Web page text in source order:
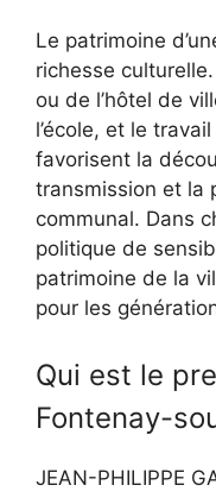
Le patrimoine
richesse
ou de l’hôtel de
l’école, et le
favorisent la
transmission et la
communal. Dans
politique de
patrimoine de la
pour les
Qui est le
Fontenay-
JEAN-PHILIPPE